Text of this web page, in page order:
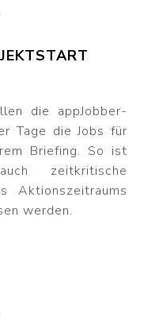
die appJobber-
Tage die Jobs für
Briefing. So ist
zeitkritische
Aktionszeitraums
werden.